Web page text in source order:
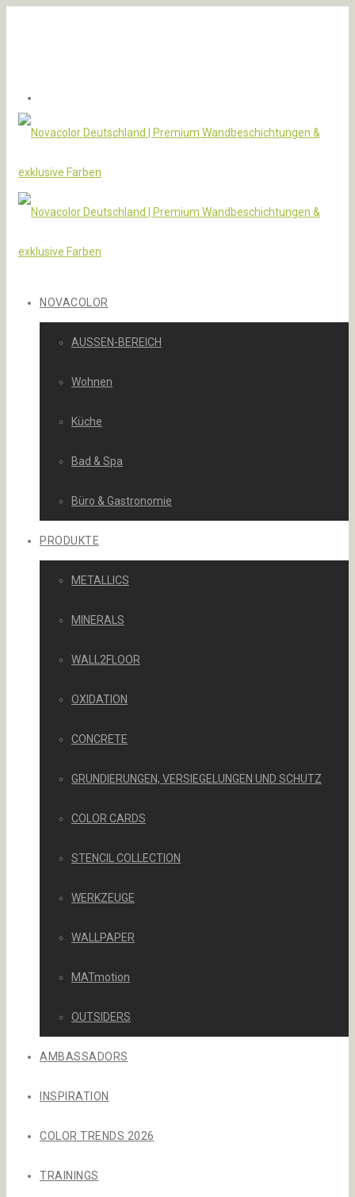
NOVACOLOR
AUSSEN-BEREICH
Wohnen
Küche
Bad & Spa
Büro & Gastronomie
PRODUKTE
METALLICS
MINERALS
WALL2FLOOR
OXIDATION
CONCRETE
GRUNDIERUNGEN, VERSIEGELUNGEN UND SCHUTZ
COLOR CARDS
STENCIL COLLECTION
WERKZEUGE
WALLPAPER
MATmotion
OUTSIDERS
AMBASSADORS
INSPIRATION
COLOR TRENDS 2026
TRAININGS